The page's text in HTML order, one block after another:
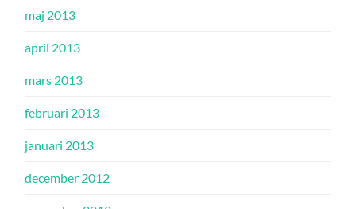
maj 2013
april 2013
mars 2013
februari 2013
januari 2013
december 2012